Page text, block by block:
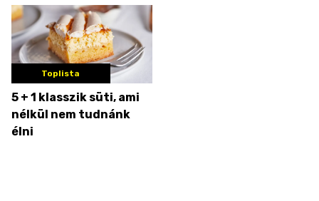
Toplista
5 + 1 klasszik süti, ami
nélkül nem tudnánk
élni